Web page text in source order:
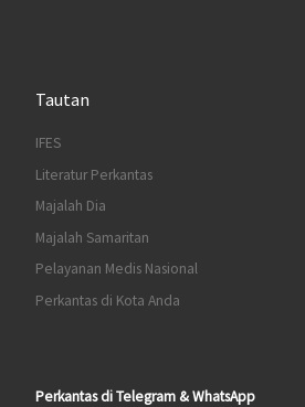
Tautan
IFES
Literatur Perkantas
Majalah Dia
Majalah Samaritan
Pelayanan Medis Nasional
Perkantas di Kota Anda
Perkantas di Telegram & WhatsApp